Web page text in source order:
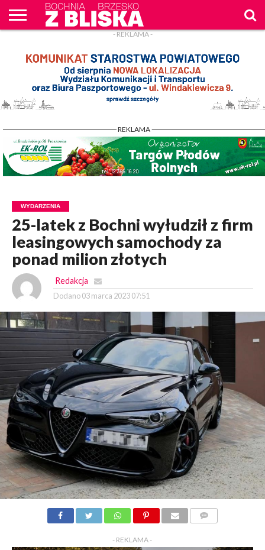
WPROST
REKLAM
- REKLAMA -
- REKLAMA -
WYDARZENIA
25-latek z Bochni wyłudził z firm
leasingowych samochody za
ponad milion złotych
Redakcja
Dodano 03 marca 2023 07:51
- REKLAMA -